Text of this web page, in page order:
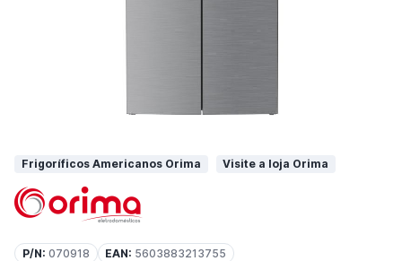
Frigoríficos Americanos Orima Visite a loja Orima
P/N: 070918 EAN: 5603883213755